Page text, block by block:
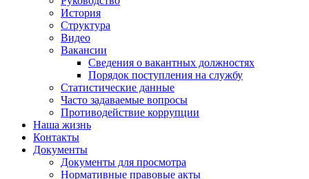
История
Структура
Видео
Вакансии
Сведения о вакантных должностях
Порядок поступления на службу
Статистические данные
Часто задаваемые вопросы
Противодействие коррупции
Наша жизнь
Контакты
Документы
Документы для просмотра
Нормативные правовые акты